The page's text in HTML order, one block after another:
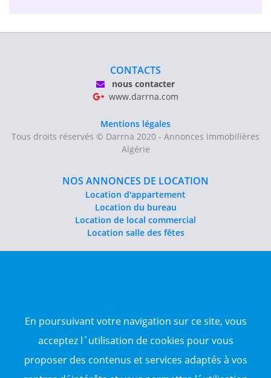
En poursuivant votre navigation sur ce site, vous
acceptez l´utilisation de cookies pour vous
proposer des contenus et services adaptés à vos
CONTACTS
nous contacter
www.darrna.com
Mentions légales
Tous droits réservés © Darrna 2020 - Annonces immobilières
Algérie
NOS ANNONCES DE LOCATION
Location d'appartement
Location du bureau
Location de local commercial
Location salle des fêtes
Sitemap
TOP WILAYA
Annonce à 16-Alger
Annonce à 23-Annaba